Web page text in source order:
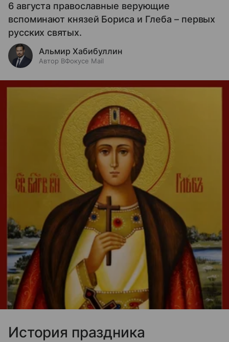
6 августа православные верующие
вспоминают князей Бориса и Глеба – первых
русских святых.
Альмир Хабибуллин
Автор ВФокусе Mail
История праздника